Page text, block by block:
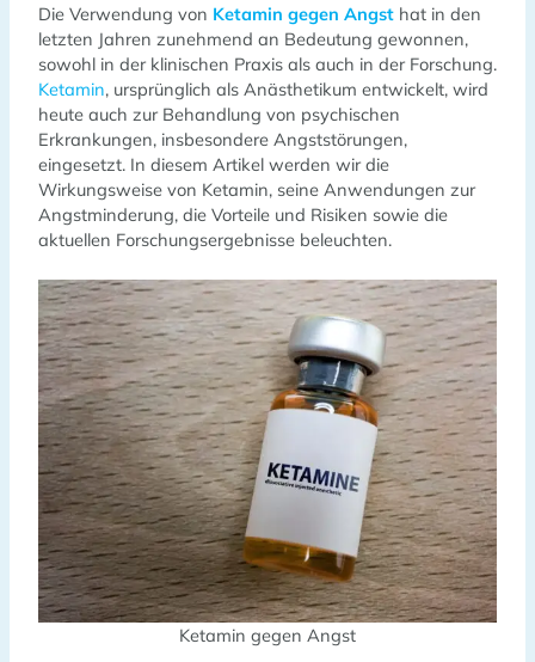
Die Verwendung von Ketamin gegen Angsthat in den
letzten Jahren zunehmend an Bedeutung gewonnen,
sowohl in der klinischen Praxis als auch in der Forschung.
Ketamin, ursprünglich als Anästhetikum entwickelt, wird
heute auch zur Behandlung von psychischen
Erkrankungen, insbesondere Angststörungen,
eingesetzt. In diesem Artikel werden wir die
Wirkungsweise von Ketamin, seine Anwendungen zur
Angstminderung, die Vorteile und Risiken sowie die
aktuellen Forschungsergebnisse beleuchten.
Ketamin gegen Angst